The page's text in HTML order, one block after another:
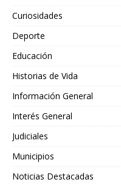
Curiosidades
Deporte
Educación
Historias de Vida
Información General
Interés General
Judiciales
Municipios
Noticias Destacadas